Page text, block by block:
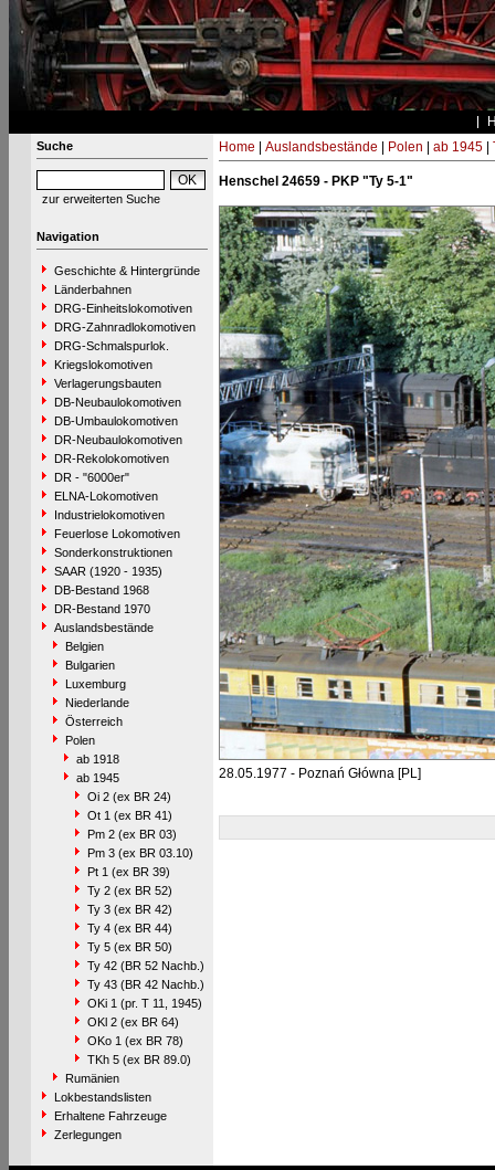
Suche
zur erweiterten Suche
Navigation
Geschichte & Hintergründe
Länderbahnen
DRG-Einheitslokomotiven
DRG-Zahnradlokomotiven
DRG-Schmalspurlok.
Kriegslokomotiven
Verlagerungsbauten
DB-Neubaulokomotiven
DB-Umbaulokomotiven
DR-Neubaulokomotiven
DR-Rekolokomotiven
DR - "6000er"
ELNA-Lokomotiven
Industrielokomotiven
Feuerlose Lokomotiven
Sonderkonstruktionen
SAAR (1920 - 1935)
DB-Bestand 1968
DR-Bestand 1970
Auslandsbestände
Belgien
Bulgarien
Luxemburg
Niederlande
Österreich
Polen
ab 1918
ab 1945
Oi 2 (ex BR 24)
Ot 1 (ex BR 41)
Pm 2 (ex BR 03)
Pm 3 (ex BR 03.10)
Pt 1 (ex BR 39)
Ty 2 (ex BR 52)
Ty 3 (ex BR 42)
Ty 4 (ex BR 44)
Ty 5 (ex BR 50)
Ty 42 (BR 52 Nachb.)
Ty 43 (BR 42 Nachb.)
OKi 1 (pr. T 11, 1945)
OKl 2 (ex BR 64)
OKo 1 (ex BR 78)
TKh 5 (ex BR 89.0)
Rumänien
Lokbestandslisten
Erhaltene Fahrzeuge
Zerlegungen
Home Auslandsbestände Polen ab 1945|
Henschel 24659 - PKP "Ty 5-1"
28.05.1977 - Poznań Główna [PL]